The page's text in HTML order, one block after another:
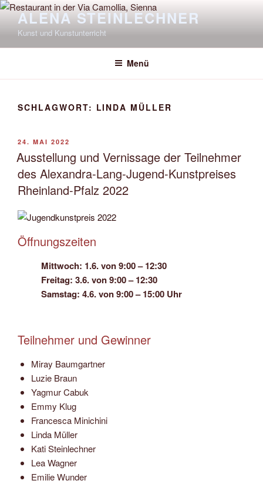
Zum
Inhalt
springen
ALENA STEINLECHNER
Kunst und Kunstunterricht
Menü
SCHLAGWORT: LINDA MÜLLER
VERÖFFENTLICHT
AM
24. MAI 2022
Ausstellung und Vernissage der Teilnehmer
des Alexandra-Lang-Jugend-Kunstpreises
Rheinland-Pfalz 2022
Öffnungszeiten
Mittwoch: 1.6. von 9:00 – 12:30
Freitag: 3.6. von 9:00 – 12:30
Samstag: 4.6. von 9:00 – 15:00 Uhr
Teilnehmer und Gewinner
Miray Baumgartner
Luzie Braun
Yagmur Cabuk
Emmy Klug
Francesca Minichini
Linda Müller
Kati Steinlechner
Lea Wagner
Emilie Wunder